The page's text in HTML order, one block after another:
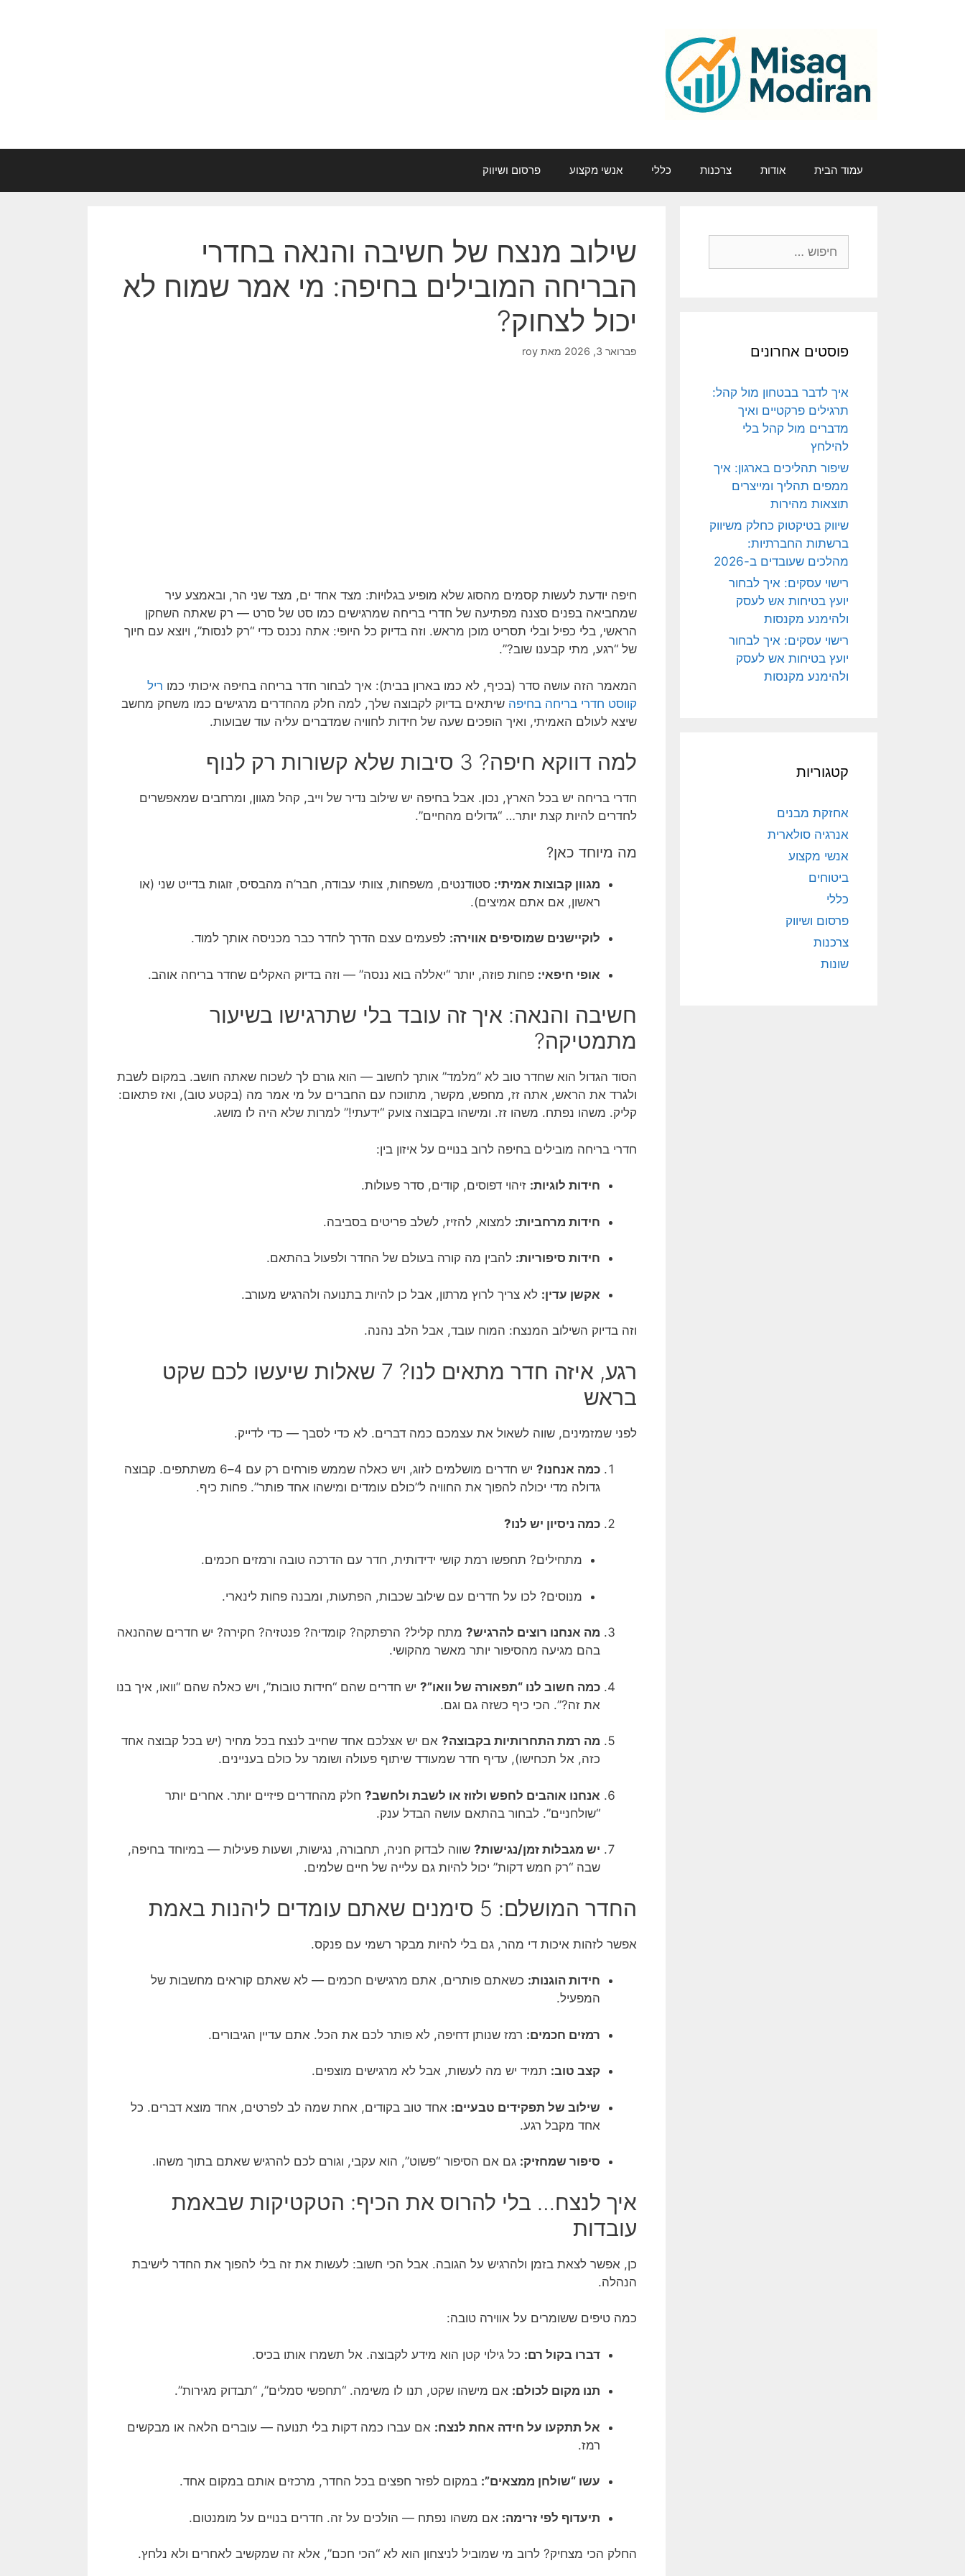
עמוד הבית אודות צרכנות כללי אנשי מקצוע פרסום ושיווק
שילוב מנצח של חשיבה והנאה בחדרי
הבריחה המובילים בחיפה: מי אמר שמוח לא
יכול לצחוק?
פברואר 3, 2026 מאת roy
חיפה יודעת לעשות קסמים מהסוג שלא מופיע בגלויות: מצד אחד ים, מצד שני הר, ובאמצע עיר
שמחביאה בפנים סצנה מפתיעה של חדרי בריחה שמרגישים כמו סט של סרט — רק שאתה השחקן
הראשי, בלי כפיל ובלי תסריט מוכן מראש. וזה בדיוק כל היופי: אתה נכנס כדי “רק לנסות”, ויוצא עם חיוך
של “רגע, מתי קבענו שוב?”.
המאמר הזה עושה סדר (בכיף, לא כמו בארון בבית): איך לבחור חדר בריחה בחיפה איכותי כמו ריל
קווסט חדרי בריחה בחיפה שיתאים בדיוק לקבוצה שלך, למה חלק מהחדרים מרגישים כמו משחק מחשב
שיצא לעולם האמיתי, ואיך הופכים שעה של חידות לחוויה שמדברים עליה עוד שבועות.
למה דווקא חיפה? 3 סיבות שלא קשורות רק לנוף
חדרי בריחה יש בכל הארץ, נכון. אבל בחיפה יש שילוב נדיר של וייב, קהל מגוון, ומרחבים שמאפשרים
לחדרים להיות קצת יותר… “גדולים מהחיים”.
מה מיוחד כאן?
מגוון קבוצות אמיתי: סטודנטים, משפחות, צוותי עבודה, חבר’ה מהבסיס, זוגות בדייט שני (או
ראשון, אם אתם אמיצים).
לוקיישנים שמוסיפים אווירה: לפעמים עצם הדרך לחדר כבר מכניסה אותך למוד.
אופי חיפאי: פחות פוזה, יותר “יאללה בוא ננסה” — וזה בדיוק האקלים שחדר בריחה אוהב.
חשיבה והנאה: איך זה עובד בלי שתרגישו בשיעור
מתמטיקה?
הסוד הגדול הוא שחדר טוב לא “מלמד” אותך לחשוב — הוא גורם לך לשכוח שאתה חושב. במקום לשבת
ולגרד את הראש, אתה זז, מחפש, מקשר, מתווכח עם החברים על מי אמר מה (בקטע טוב), ואז פתאום:
קליק. משהו נפתח. משהו זז. ומישהו בקבוצה צועק “ידעתי!” למרות שלא היה לו מושג.
חדרי בריחה מובילים בחיפה לרוב בנויים על איזון בין:
חידות לוגיות: זיהוי דפוסים, קודים, סדר פעולות.
חידות מרחביות: למצוא, להזיז, לשלב פריטים בסביבה.
חידות סיפוריות: להבין מה קורה בעולם של החדר ולפעול בהתאם.
אקשן עדין: לא צריך לרוץ מרתון, אבל כן להיות בתנועה ולהרגיש מעורב.
וזה בדיוק השילוב המנצח: המוח עובד, אבל הלב נהנה.
רגע, איזה חדר מתאים לנו? 7 שאלות שיעשו לכם שקט
בראש
לפני שמזמינים, שווה לשאול את עצמכם כמה דברים. לא כדי לסבך — כדי לדייק.
כמה אנחנו?
יש חדרים מושלמים לזוג, ויש כאלה שממש פורחים רק עם 4–6 משתתפים. קבוצה
גדולה מדי יכולה להפוך את החוויה ל”כולם עומדים ומישהו אחד פותר”. פחות כיף.
כמה ניסיון יש לנו?
מתחילים? תחפשו רמת קושי ידידותית, חדר עם הדרכה טובה ורמזים חכמים.
מנוסים? לכו על חדרים עם שילוב שכבות, הפתעות, ומבנה פחות לינארי.
מה אנחנו רוצים להרגיש? מתח קליל? הרפתקה? קומדיה? פנטזיה? חקירה? יש חדרים שההנאה
בהם מגיעה מהסיפור יותר מאשר מהקושי.
כמה חשוב לנו “תפאורה של וואו”? יש חדרים שהם “חידות טובות”, ויש כאלה שהם “וואו, איך בנו
את זה?”. הכי כיף כשזה גם וגם.
מה רמת התחרותיות בקבוצה? אם יש אצלכם אחד שחייב לנצח בכל מחיר (יש בכל קבוצה אחד
כזה, אל תכחישו), עדיף חדר שמעודד שיתוף פעולה ושומר על כולם בעניינים.
אנחנו אוהבים לחפש ולזוז או לשבת ולחשב? חלק מהחדרים פיזיים יותר. אחרים יותר
“שולחניים”. לבחור בהתאם עושה הבדל ענק.
יש מגבלות זמן/נגישות? שווה לבדוק חניה, תחבורה, נגישות, ושעות פעילות — במיוחד בחיפה,
שבה “רק חמש דקות” יכול להיות גם עלייה של חיים שלמים.
החדר המושלם: 5 סימנים שאתם עומדים ליהנות באמת
אפשר לזהות איכות די מהר, גם בלי להיות מבקר רשמי עם פנקס.
חידות הוגנות: כשאתם פותרים, אתם מרגישים חכמים — לא שאתם קוראים מחשבות של
המפעיל.
רמזים חכמים: רמז שנותן דחיפה, לא פותר לכם את הכל. אתם עדיין הגיבורים.
קצב טוב: תמיד יש מה לעשות, אבל לא מרגישים מוצפים.
שילוב של תפקידים טבעיים: אחד טוב בקודים, אחת שמה לב לפרטים, אחד מוצא דברים. כל
אחד מקבל רגע.
סיפור שמחזיק: גם אם הסיפור “פשוט”, הוא עקבי, וגורם לכם להרגיש שאתם בתוך משהו.
איך לנצח… בלי להרוס את הכיף: הטקטיקות שבאמת
עובדות
כן, אפשר לצאת בזמן ולהרגיש על הגובה. אבל הכי חשוב: לעשות את זה בלי להפוך את החדר לישיבת
הנהלה.
כמה טיפים ששומרים על אווירה טובה:
דברו בקול רם: כל גילוי קטן הוא מידע לקבוצה. אל תשמרו אותו בכיס.
תנו מקום לכולם: אם מישהו שקט, תנו לו משימה. “תחפשי סמלים”, “תבדוק מגירות”.
אל תתקעו על חידה אחת לנצח: אם עברו כמה דקות בלי תנועה — עוברים הלאה או מבקשים
רמז.
עשו “שולחן ממצאים”: במקום לפזר חפצים בכל החדר, מרכזים אותם במקום אחד.
תיעדוף לפי זרימה: אם משהו נפתח — הולכים על זה. חדרים בנויים על מומנטום.
החלק הכי מצחיק? לרוב מי שמוביל לניצחון הוא לא “הכי חכם”, אלא זה שמקשיב לאחרים ולא נלחץ.
פוסטים אחרונים
איך לדבר בבטחון מול קהל:
תרגילים פרקטיים ואיך
מדברים מול קהל בלי
להילחץ
שיפור תהליכים בארגון: איך
ממפים תהליך ומייצרים
תוצאות מהירות
שיווק בטיקטוק כחלק משיווק
ברשתות החברתיות:
מהלכים שעובדים ב-2026
רישוי עסקים: איך לבחור
יועץ בטיחות אש לעסק
ולהימנע מקנסות
רישוי עסקים: איך לבחור
יועץ בטיחות אש לעסק
ולהימנע מקנסות
קטגוריות
אחזקת מבנים
אנרגיה סולארית
אנשי מקצוע
ביטוחים
כללי
פרסום ושיווק
צרכנות
שונות